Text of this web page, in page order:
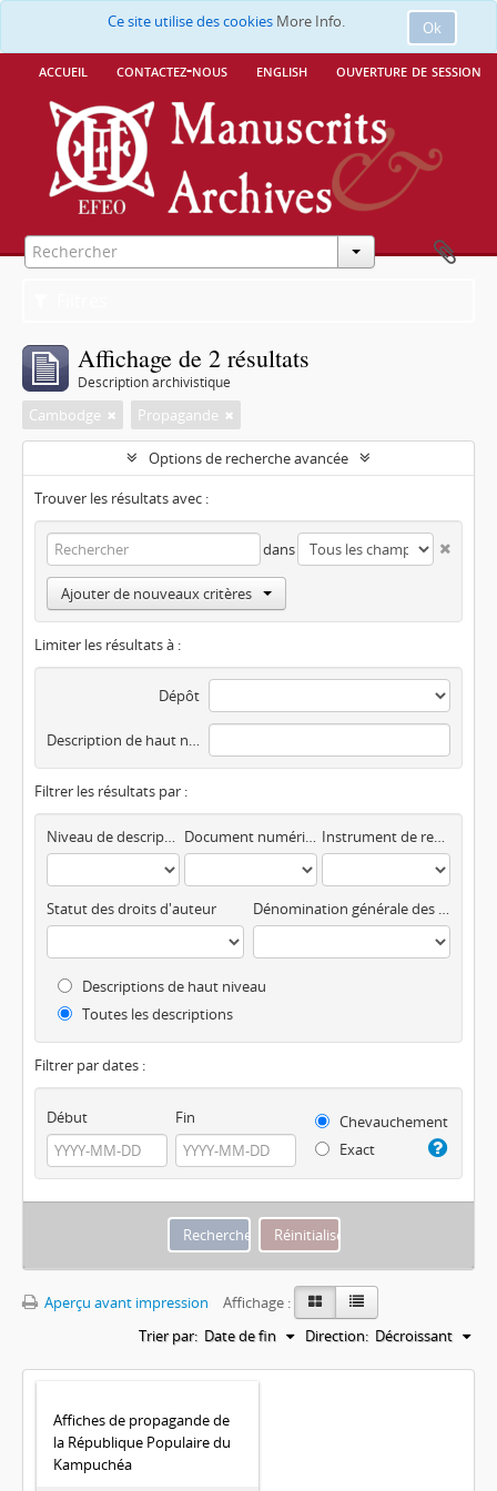
Ok
Ce site utilise des cookies More Info.
accueil contactez-nous english ouverture de session
Affichage de 2 résultats
Description archivistique
Cambodge Propagande
Options de recherche avancée
Trouver les résultats avec :
dans
Ajouter de nouveaux critères
Limiter les résultats à :
Dépôt
Description de haut niveau
Filtrer les résultats par :
Niveau de description Document numérisé disponible Instrument de recherche
Statut des droits d'auteur Dénomination générale des documents
Descriptions de haut niveau
Toutes les descriptions
Filtrer par dates :
Début Fin
Chevauchement
Exact
Aperçu avant impression
Affichage :
Trier par: Date de fin Direction: Décroissant
Affiches de propagande de
la République Populaire du
Kampuchéa